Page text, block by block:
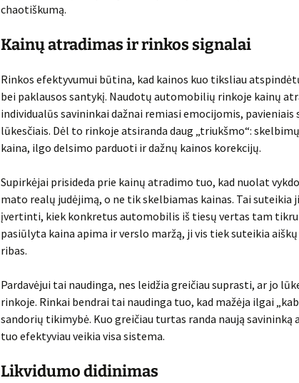
chaotiškumą.
Kainų atradimas ir rinkos signalai
Rinkos efektyvumui būtina, kad kainos kuo tiksliau
bei paklausos santykį. Naudotų automobilių rinkoje kainų
individualūs savininkai dažnai remiasi emocijomis,
lūkesčiais. Dėl to rinkoje atsiranda daug „triukšmo“:
kaina, ilgo delsimo parduoti ir dažnų kainos korekcijų.
Supirkėjai prisideda prie kainų atradimo tuo, kad nuolat
mato realų judėjimą, o ne tik skelbiamas kainas. Tai suteikia
įvertinti, kiek konkretus automobilis iš tiesų vertas tam
pasiūlyta kaina apima ir verslo maržą, ji vis tiek suteikia
ribas.
Pardavėjui tai naudinga, nes leidžia greičiau suprasti, ar jo
rinkoje. Rinkai bendrai tai naudinga tuo, kad mažėja ilgai
sandorių tikimybė. Kuo greičiau turtas randa naują savininką
tuo efektyviau veikia visa sistema.
Likvidumo didinimas